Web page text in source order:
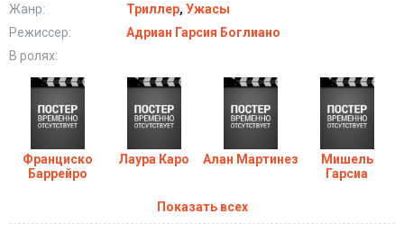
были вернуться домой, но их всё нет.
Жанр:
Триллер, Ужасы
Режиссер:
Адриан Гарсия Боглиано
В ролях:
Франциско
Баррейро
Лаура Каро Алан Мартинез
Мишель
Гарсиа
Показать всех